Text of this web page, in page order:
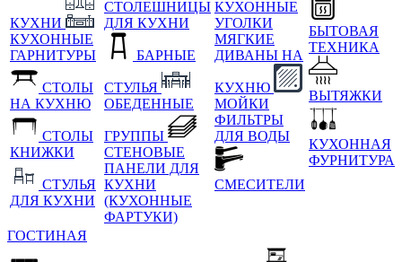
КУХНИ
КУХОННЫЕ
ГАРНИТУРЫ
СТОЛЫ
НА КУХНЮ
СТОЛЫ
КНИЖКИ
СТУЛЬЯ
ДЛЯ КУХНИ
СТОЛЕШНИЦЫ
ДЛЯ КУХНИ
БАРНЫЕ
СТУЛЬЯ
ОБЕДЕННЫЕ
ГРУППЫ
СТЕНОВЫЕ
ПАНЕЛИ ДЛЯ
КУХНИ
(КУХОННЫЕ
ФАРТУКИ)
КУХОННЫЕ
УГОЛКИ
МЯГКИЕ
ДИВАНЫ НА
КУХНЮ
МОЙКИ
ФИЛЬТРЫ
ДЛЯ ВОДЫ
СМЕСИТЕЛИ
БЫТОВАЯ
ТЕХНИКА
ВЫТЯЖКИ
КУХОННАЯ
ФУРНИТУРА
ГОСТИНАЯ